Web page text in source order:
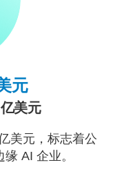
元
美元
美元，标志着公
AI 企业。